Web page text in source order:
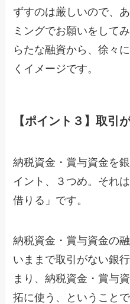
ずすのは厳しいので、
ミングでお願いをして
らたな融資から、徐々
くイメージです。
【ポイント３】取引
納税資金・賞与資金を
イント、３つめ。それ
借りる」です。
納税資金・賞与資金の
いままで取引がない銀
まり、納税資金・賞与
拓に使う、ということで